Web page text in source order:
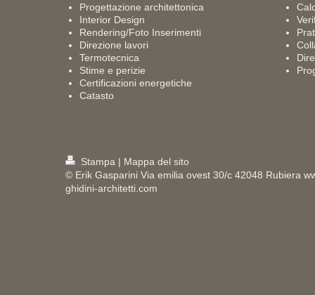
Progettazione architettonica
Interior Design
Rendering/Foto Inserimenti
Direzione lavori
Termotecnica
Stime e perizie
Certificazioni energetiche
Catasto
Stampa | Mappa del sito
© Erik Gasparini Via emilia ovest 30/c 42048 Rubiera
ghidini-architetti.com